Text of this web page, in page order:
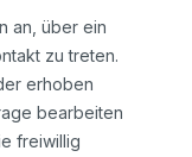
an, über ein
zu treten.
erhoben
bearbeiten
freiwillig